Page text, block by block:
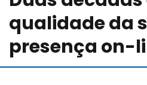
Blog
Canal de
qualidade da
presença on-